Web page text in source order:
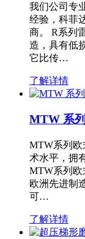
我们公司专
经验，科菲
商。 R系列
造，具有低
它比传…
了解详情
MTW 系
MTW系列欧
术水平，拥
MTW系列欧
欧洲先进制
可…
了解详情